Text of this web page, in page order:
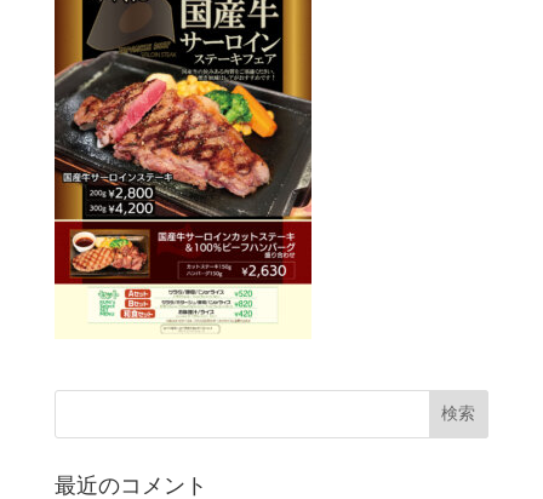
最近のコメント